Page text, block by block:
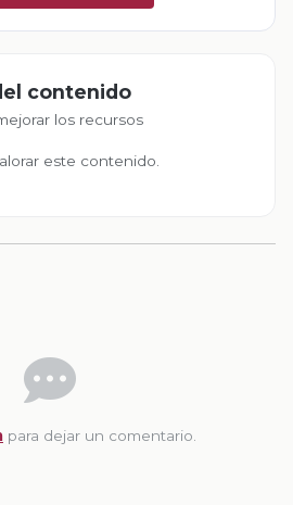
contenido
los recursos
este contenido.
para dejar un comentario.